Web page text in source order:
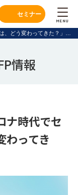
セミナー
MENU
情報
ナ時代でセ
わってき